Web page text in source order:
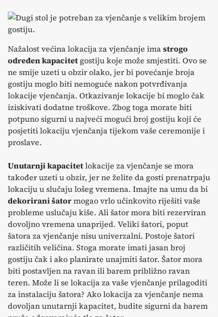
Nažalost većina lokacija za vjenčanje imastrogo
određen kapacitet gostiju koje može smjestiti. Ovo se
ne smije uzeti u obzir olako, jer bi povećanje broja
gostiju moglo biti nemoguće nakon potvrđivanja
lokacije vjenčanja. Otkazivanje lokacije bi moglo čak
iziskivati dodatne troškove. Zbog toga morate biti
potpuno sigurni u najveći mogući broj gostiju koji će
posjetiti lokaciju vjenčanja tijekom vaše ceremonije i
proslave.
Unutarnji kapacitetlokacije za vjenčanje se mora
također uzeti u obzir, jer ne želite da gosti prenatrpaju
lokaciju u slučaju lošeg vremena. Imajte na umu da bi
dekorirani šatormogao vrlo učinkovito riješiti vaše
probleme uslučaju kiše. Ali šator mora biti rezerviran
dovoljno vremena unaprijed. Veliki šatori, poput
šatora za vjenčanje nisu univerzalni. Postoje šatori
različitih veličina. Stoga morate imati jasan broj
gostiju čak i ako planirate unajmiti šator. Šator mora
biti postavljen na ravan ili barem približno ravan
teren. Može li se lokacija za vaše vjenčanje prilagoditi
za instalaciju šatora? Ako lokacija za vjenčanje nema
dovoljan unutarnji kapacitet, budite sigurni da barem